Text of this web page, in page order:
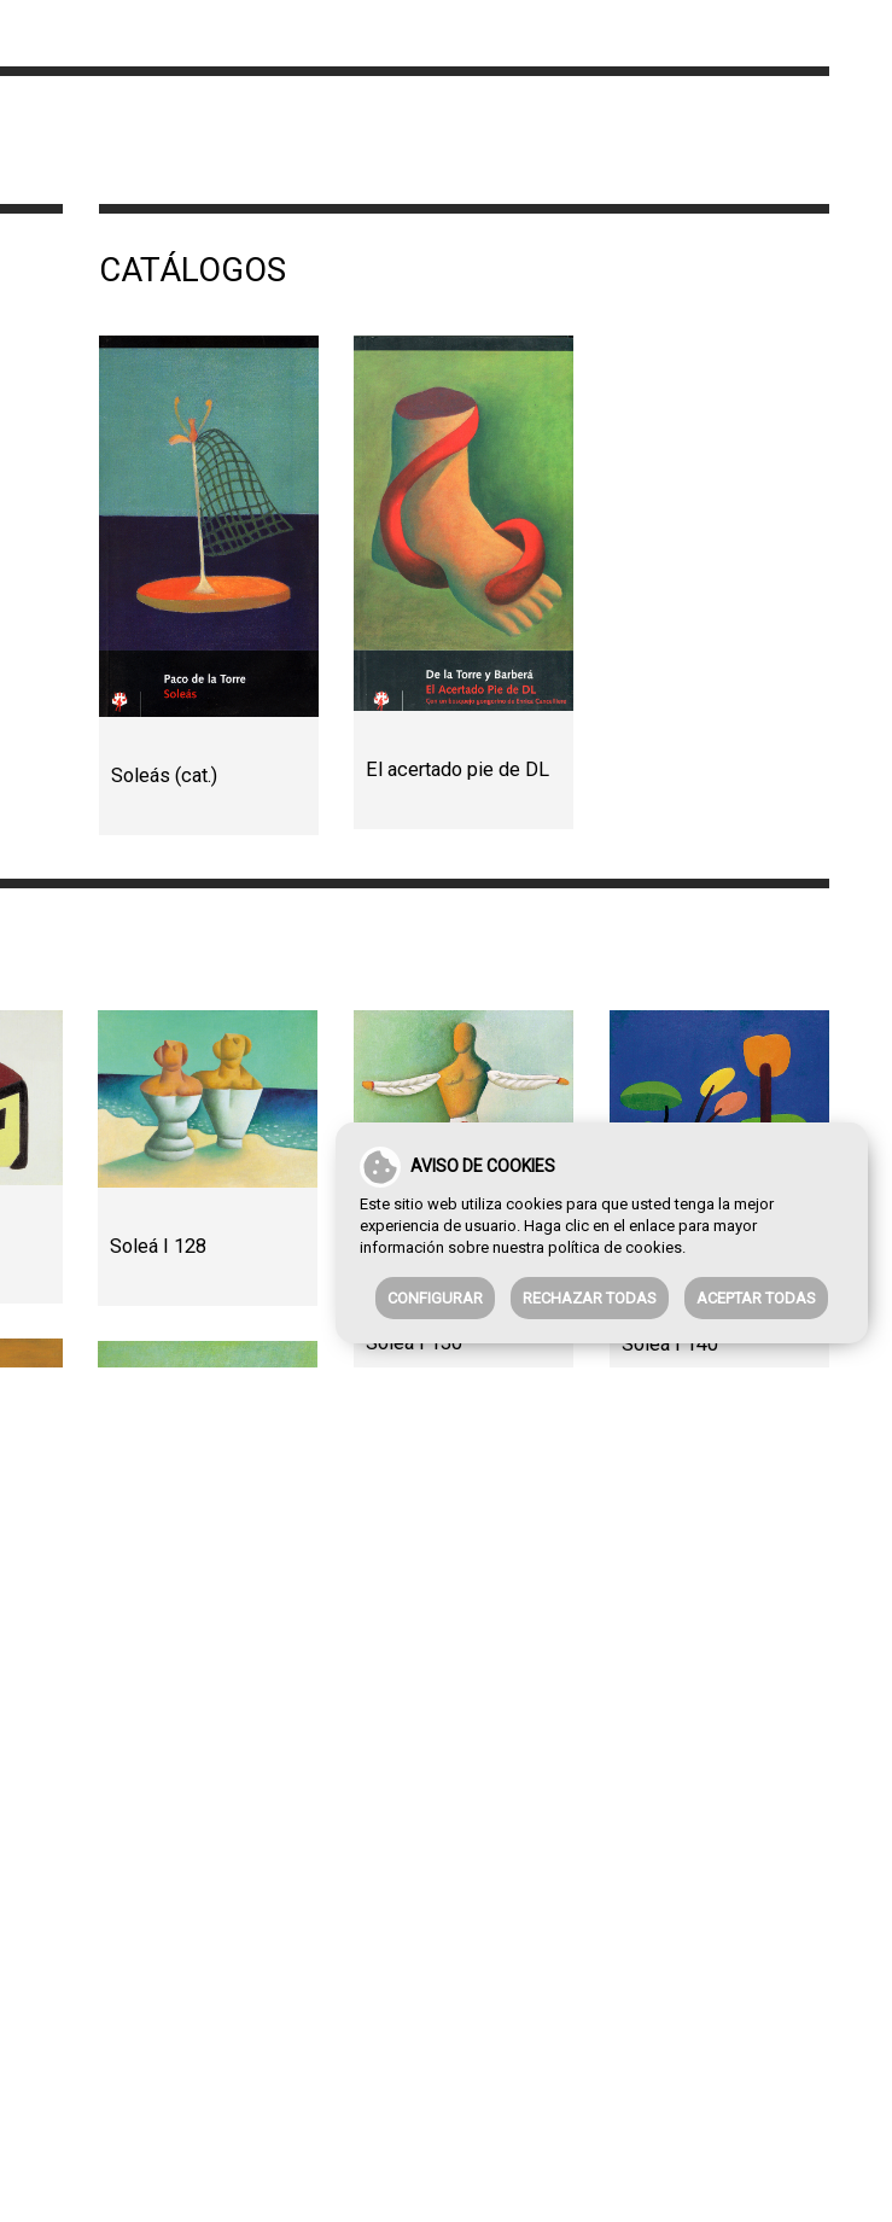
AVISO DE COOKIES
Este sitio web utiliza cookies para que usted tenga la mejor
experiencia de usuario. Haga clic en el enlace para mayor
información sobre nuestra política de cookies.
CONFIGURAR RECHAZAR TODAS ACEPTAR TODAS
CATÁLOGOS
Soleás (cat.) El acertado pie de DL
Soleá I 128
Soleá I 130 Soleá I 140